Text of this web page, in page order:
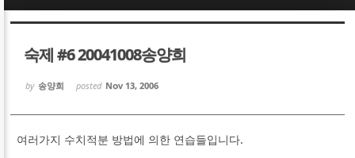
숙제 #6 20041008송양희
by 송양희 posted Nov 13, 2006
여러가지 수치적분 방법에 의한 연습들입니다.
Sketchbook5, 스케치북5
Sketchbook5, 스케치북5